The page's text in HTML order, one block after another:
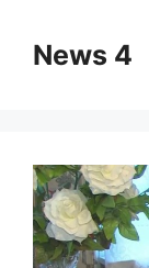
contentNews 4